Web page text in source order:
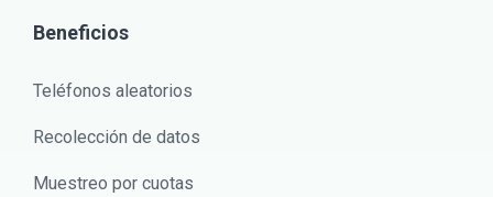
Beneficios
Teléfonos aleatorios
Recolección de datos
Muestreo por cuotas